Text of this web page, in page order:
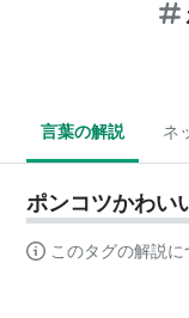
言葉の解説 ネ
ポンコツかわい
このタグの解説に